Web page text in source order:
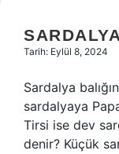
Tarih: Eylül 8, 2024
Sardalya
sardalyaya
Tirsi ise dev
denir? Küçük